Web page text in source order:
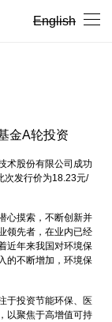
English
金A轮投资
术股份有限公司成功
次发行价为18.23元/
心摸索，不断创新并
领先者，在业内已经
近年来我国对环境保
的不断增加，环境保
于投资节能环保、医
以聚焦于高增值可持